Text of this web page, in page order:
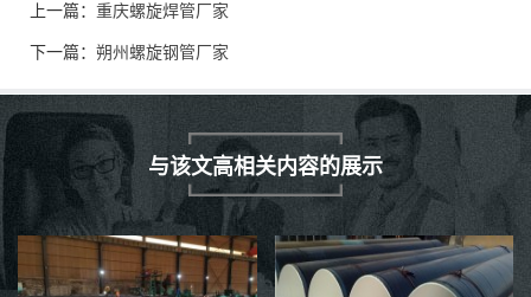
上一篇： 重庆螺旋焊管厂家
下一篇： 朔州螺旋钢管厂家
与该文高相关内容的展示